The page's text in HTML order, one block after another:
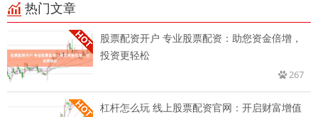
热门文章
股票配资开户 专业股票配资：助您资金倍增，
投资更轻松
267
杠杆怎么玩 线上股票配资官网：开启财富增值